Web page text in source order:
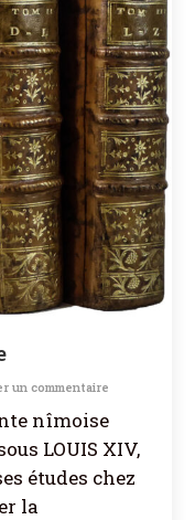
un commentaire
nîmoise
LOUIS XIV,
études chez
la